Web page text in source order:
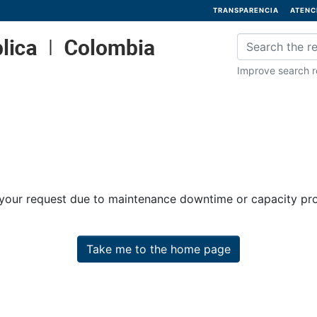
TRANSPARENCIA
Improve search
request due to maintenance downtime or capacity
Take me to the home page